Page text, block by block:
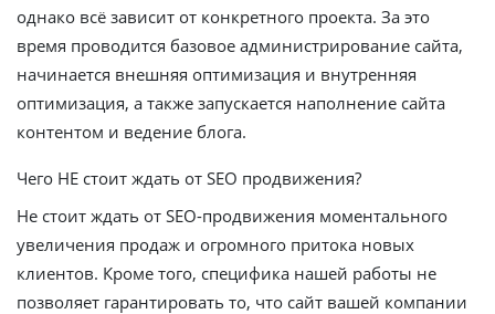
однако всё зависит от конкретного проекта. За это
время проводится базовое администрирование сайта,
начинается внешняя оптимизация и внутренняя
оптимизация, а также запускается наполнение сайта
контентом и ведение блога.
Чего НЕ стоит ждать от SEO продвижения?
Не стоит ждать от SEO-продвижения моментального
увеличения продаж и огромного притока новых
клиентов. Кроме того, специфика нашей работы не
позволяет гарантировать то, что сайт вашей компании